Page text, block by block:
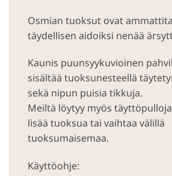
Osmian tuoksut ovat
täydellisen aidoiksi nenää
Kaunis puunsyykuvioinen
sisältää tuoksunesteellä
sekä nipun puisia tikkuja.
Meiltä löytyy myös
lisää tuoksua tai vaihtaa välillä
tuoksumaisemaa.
Käyttöohje: